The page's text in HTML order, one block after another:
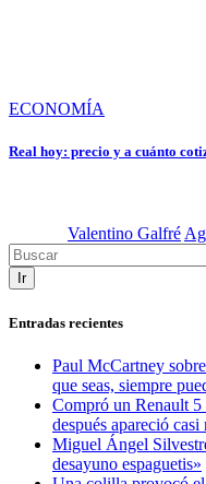
ECONOMÍA
Real hoy: precio y a cuánto
Valentino Galfré
Ir
Entradas recientes
Paul McCartney
que seas, siempre
Compró un Renault
después apareció casi
Miguel Ángel
desayuno espaguetis»